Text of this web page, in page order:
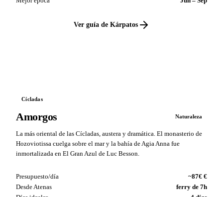
Ver guía de Kárpatos
Cícladas
Amorgos Naturaleza
La más oriental de las Cícladas, austera y dramática. El monasterio de
Hozoviotissa cuelga sobre el mar y la bahía de Agia Anna fue
inmortalizada en El Gran Azul de Luc Besson.
Presupuesto/día
~87€ €
Desde Atenas
ferry de 7h